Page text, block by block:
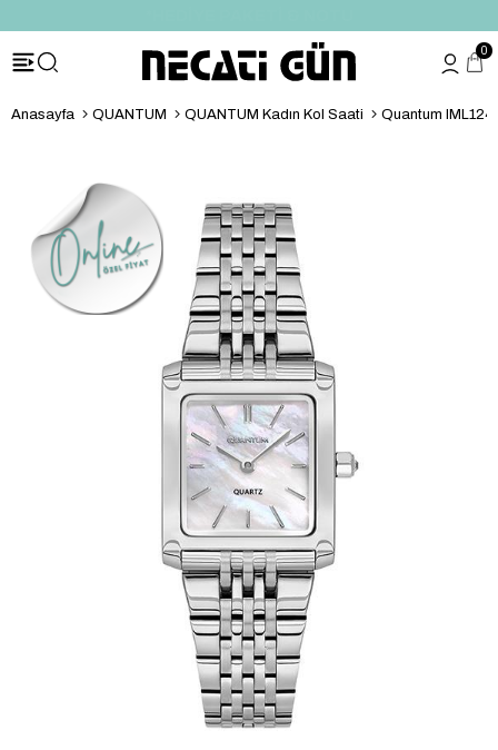
0
Anasayfa QUANTUM QUANTUM Kadın Kol Saati Quantum